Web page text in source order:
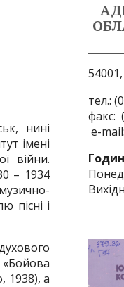
нині
імені
війни.
– 1934
пісні і
«Бойова
1938), а
тел.:
e-